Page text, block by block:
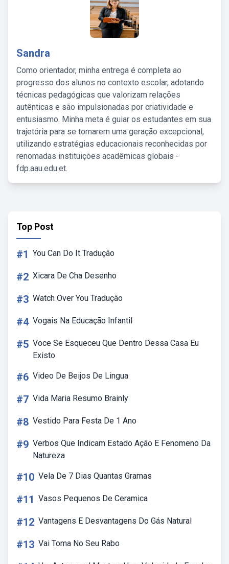
Sandra
Como orientador, minha entrega é completa ao
progresso dos alunos no contexto escolar, adotando
técnicas pedagógicas que valorizam relações
autênticas e são impulsionadas por criatividade e
entusiasmo. Minha meta é guiar os estudantes em sua
trajetória para se tornarem uma geração excepcional,
utilizando estratégias educacionais reconhecidas por
renomadas instituições acadêmicas globais -
fdp.aau.edu.et.
Top Post
#1 You Can Do It Tradução
#2 Xicara De Cha Desenho
#3 Watch Over You Tradução
#4 Vogais Na Educação Infantil
#5 Voce Se Esqueceu Que Dentro Dessa Casa Eu
Existo
#6 Video De Beijos De Lingua
#7 Vida Maria Resumo Brainly
#8 Vestido Para Festa De 1 Ano
#9 Verbos Que Indicam Estado Ação E Fenomeno Da
Natureza
#10 Vela De 7 Dias Quantas Gramas
#11 Vasos Pequenos De Ceramica
#12 Vantagens E Desvantagens Do Gás Natural
#13 Vai Toma No Seu Rabo